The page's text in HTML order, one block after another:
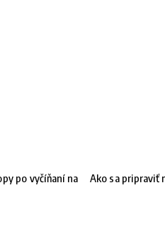
po vyčíňaní na
Ako sa pripraviť